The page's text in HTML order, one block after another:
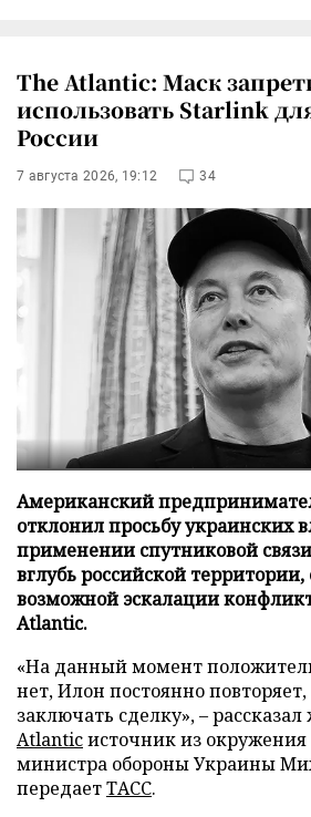
The Atlantic: Маск
использовать Starlink
России
7 августа 2026, 19:12 34
Американский
отклонил просьбу украинских
применении спутниковой
вглубь российской территории,
возможной эскалации
Atlantic.
«На данный момент
нет, Илон постоянно
заключать сделку», –
Atlanticисточник из
министра обороны Украины
передаетТАСС.